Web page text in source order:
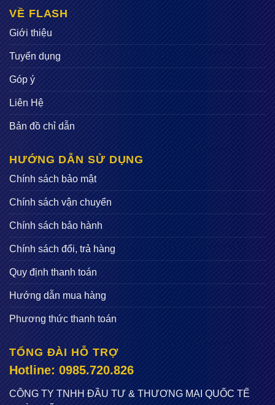
VỀ FLASH
Giới thiệu
Tuyển dụng
Góp ý
Liên Hệ
Bản đồ chỉ dẫn
HƯỚNG DẪN SỬ DỤNG
Chính sách bảo mật
Chính sách vận chuyển
Chính sách bảo hành
Chính sách đổi, trả hàng
Quy định thanh toán
Hướng dẫn mua hàng
Phương thức thanh toán
TỔNG ĐÀI HỖ TRỢ
Hotline: 0985.720.826
CÔNG TY TNHH ĐẦU TƯ & THƯƠNG MẠI QUỐC TẾ